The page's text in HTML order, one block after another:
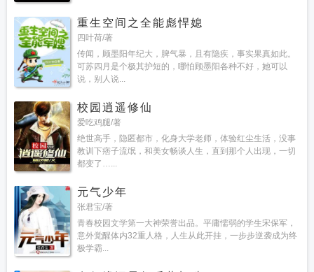
重生空间之全能彪悍媳
四叶荷/著
传闻，顾墨阳年纪大，脾气暴，且有隐疾，事实果真如此。
可苏四月是个极其护短的，哪怕顾墨阳各种不好，她可以
说，别人说...
校园逍遥修仙
爱吃鸡腿/著
绝世高手，隐匿都市，化身大学老师，体验红尘生活，没事
教训下痞子流氓，和美女畅谈人生，直到那个人出现，一切
都变了…...
元气少年
张君宝/著
青春校园文学第一大神荣誉出品。平庸懦弱的学生宋保军，
意外觉醒体内32重人格，人生从此开挂，一步步逆袭成为终
极学霸...